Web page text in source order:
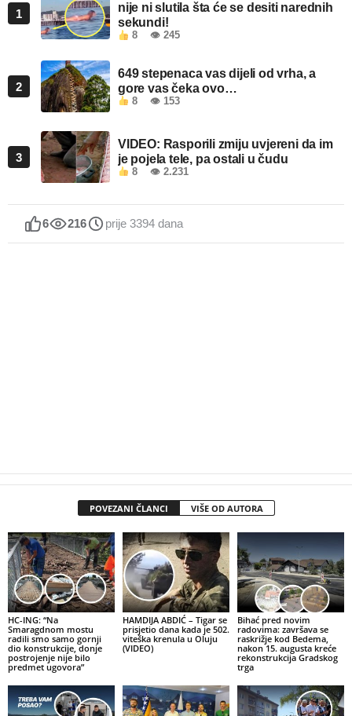
1
nije ni slutila šta će se desiti narednih
sekundi!
8 👁 245
2
649 stepenaca vas dijeli od vrha, a
gore vas čeka ovo…
8 👁 153
3
VIDEO: Rasporili zmiju uvjereni da im
je pojela tele, pa ostali u čudu
8 👁 2.231
6 216 prije 3394 dana
POVEZANI ČLANCI VIŠE OD AUTORA
HC-ING: “Na
Smaragdnom mostu
radili smo samo gornji
dio konstrukcije, donje
postrojenje nije bilo
predmet ugovora”
HAMDIJA ABDIĆ – Tigar se
prisjetio dana kada je 502.
viteška krenula u Oluju
(VIDEO)
Bihać pred novim
radovima: završava se
raskrižje kod Bedema,
nakon 15. augusta kreće
rekonstrukcija Gradskog
trga